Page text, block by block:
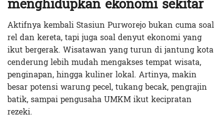
Aktifnya kembali Stasiun Purworejo bukan cuma soal
rel dan kereta, tapi juga soal denyut ekonomi yang
ikut bergerak. Wisatawan yang turun di jantung kota
cenderung lebih mudah mengakses tempat wisata,
penginapan, hingga kuliner lokal. Artinya, makin
besar potensi warung pecel, tukang becak, pengrajin
batik, sampai pengusaha UMKM ikut kecipratan
rezeki.